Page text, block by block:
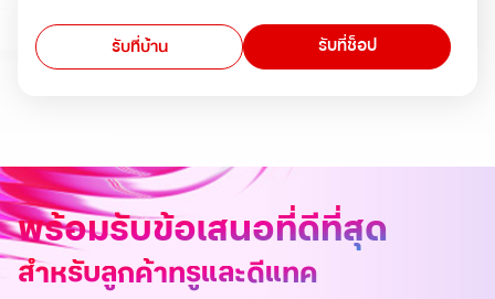
รับที่บ้าน รับที่ช็อป
พร้อมรับข้อเสนอที่ดีที่สุด
สำหรับลูกค้าทรูและดีแทค